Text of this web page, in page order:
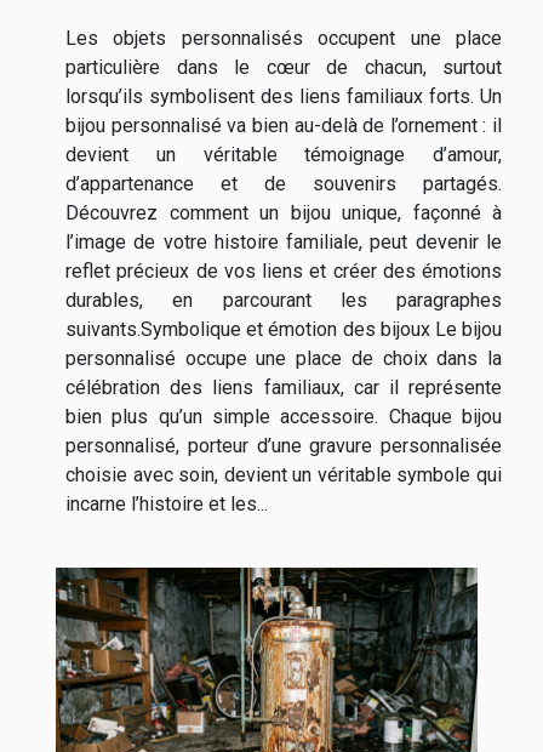
Les objets personnalisés occupent une place
particulière dans le cœur de chacun, surtout
lorsqu’ils symbolisent des liens familiaux forts. Un
bijou personnalisé va bien au-delà de l’ornement : il
devient un véritable témoignage d’amour,
d’appartenance et de souvenirs partagés.
Découvrez comment un bijou unique, façonné à
l’image de votre histoire familiale, peut devenir le
reflet précieux de vos liens et créer des émotions
durables, en parcourant les paragraphes
suivants.Symbolique et émotion des bijoux Le bijou
personnalisé occupe une place de choix dans la
célébration des liens familiaux, car il représente
bien plus qu’un simple accessoire. Chaque bijou
personnalisé, porteur d’une gravure personnalisée
choisie avec soin, devient un véritable symbole qui
incarne l’histoire et les...